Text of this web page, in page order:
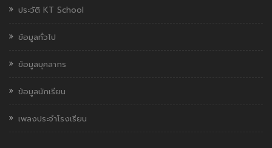
ประวัติ KT School
ข้อมูลทั่วไป
ข้อมูลบุคลากร
ข้อมูลนักเรียน
เพลงประจำโรงเรียน